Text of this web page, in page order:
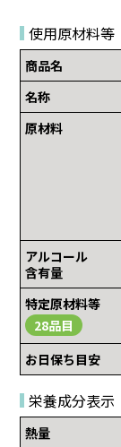
使用原材料等
商品名
名称
原材料
アルコール
含有量
特定原材料等
28品目
お日保ち目安
栄養成分表示
熱量